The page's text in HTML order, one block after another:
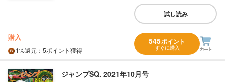
試し読み
購入
1%還元 ：5ポイント獲得
545ポイント
すぐに購入
ジャンプSQ. 2021年10月号